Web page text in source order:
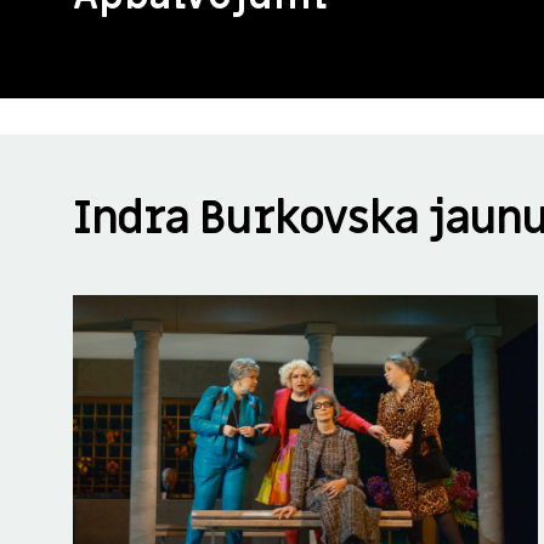
Indra Burkovska